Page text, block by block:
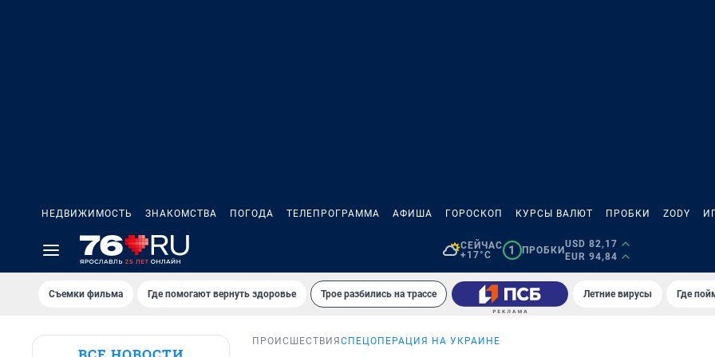
НЕДВИЖИМОСТЬ ЗНАКОМСТВА ПОГОДА ТЕЛЕПРОГРАММА АФИША ГОРОСКОП КУРСЫ ВАЛЮТ ПРОБКИ ZODY
СЕЙЧАС
+17°C
1 ПРОБКИ
USD 82,17
EUR 94,84
Съемки фильма Где помогают вернуть здоровье Трое разбились на трассе Летние вирусы Где
ПРОИСШЕСТВИЯ СПЕЦОПЕРАЦИЯ НА УКРАИНЕ